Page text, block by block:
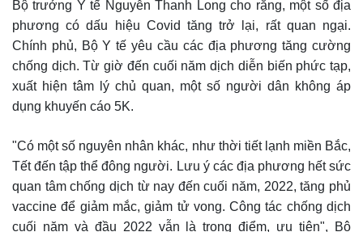
Bộ trưởng Y tế Nguyễn Thanh Long cho rằng, một số địa
phương có dấu hiệu Covid tăng trở lại, rất quan ngại.
Chính phủ, Bộ Y tế yêu cầu các địa phương tăng cường
chống dịch. Từ giờ đến cuối năm dịch diễn biến phức tạp,
xuất hiện tâm lý chủ quan, một số người dân không áp
dụng khuyến cáo 5K.
"Có một số nguyên nhân khác, như thời tiết lạnh miền Bắc,
Tết đến tập thể đông người. Lưu ý các địa phương hết sức
quan tâm chống dịch từ nay đến cuối năm, 2022, tăng phủ
vaccine để giảm mắc, giảm tử vong. Công tác chống dịch
cuối năm và đầu 2022 vẫn là trọng điểm, ưu tiên", Bộ